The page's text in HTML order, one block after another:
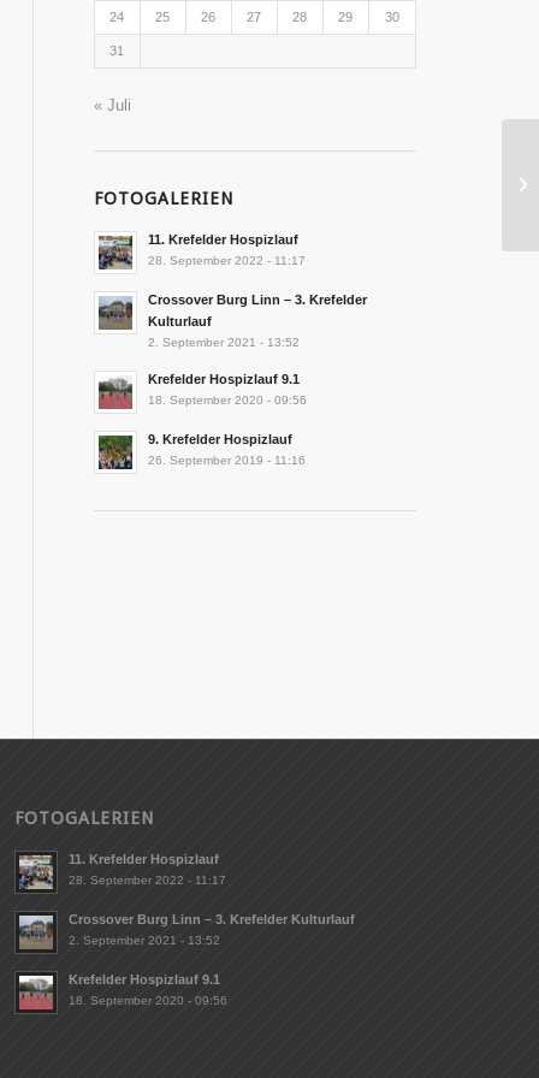
24 25 26 27 28 29 30
31
« Juli
FOTOGALERIEN
11. Krefelder Hospizlauf
28. September 2022 - 11:17
Crossover Burg Linn – 3. Krefelder
Kulturlauf
2. September 2021 - 13:52
Krefelder Hospizlauf 9.1
18. September 2020 - 09:56
9. Krefelder Hospizlauf
26. September 2019 - 11:16
FOTOGALERIEN
11. Krefelder Hospizlauf
28. September 2022 - 11:17
Crossover Burg Linn – 3. Krefelder Kulturlauf
2. September 2021 - 13:52
Krefelder Hospizlauf 9.1
18. September 2020 - 09:56